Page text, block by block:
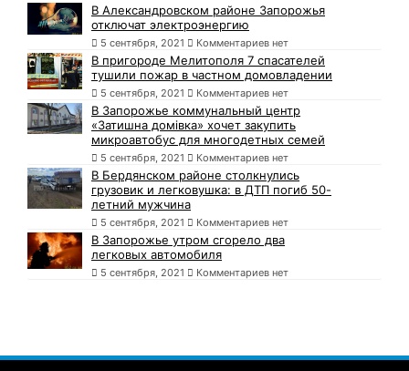
В Александровском районе Запорожья
отключат электроэнергию
5 сентября, 2021 Комментариев нет
В пригороде Мелитополя 7 спасателей
тушили пожар в частном домовладении
5 сентября, 2021 Комментариев нет
В Запорожье коммунальный центр
«Затишна домівка» хочет закупить
микроавтобус для многодетных семей
5 сентября, 2021 Комментариев нет
В Бердянском районе столкнулись
грузовик и легковушка: в ДТП погиб 50-
летний мужчина
5 сентября, 2021 Комментариев нет
В Запорожье утром сгорело два
легковых автомобиля
5 сентября, 2021 Комментариев нет